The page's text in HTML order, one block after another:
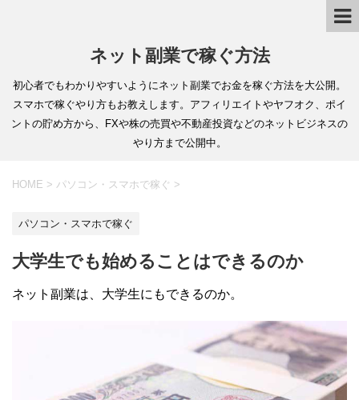
ネット副業で稼ぐ方法
初心者でもわかりやすいようにネット副業でお金を稼ぐ方法を大公開。
スマホで稼ぐやり方もお教えします。アフィリエイトやヤフオク、ポイ
ントの貯め方から、FXや株の売買や不動産投資などのネットビジネスの
やり方まで公開中。
HOME > パソコン・スマホで稼ぐ >
パソコン・スマホで稼ぐ
大学生でも始めることはできるのか
ネット副業は、大学生にもできるのか。